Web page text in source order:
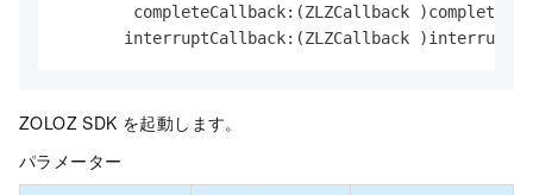
completeCallback:(ZLZCallback
interruptCallback:(ZLZCallback
ZOLOZ SDK を起動します。
パラメーター